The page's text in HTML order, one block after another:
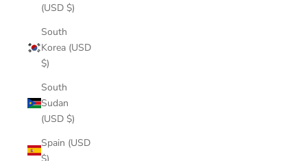
(USD $)
South
Korea (USD
$)
South
Sudan
(USD $)
Spain (USD